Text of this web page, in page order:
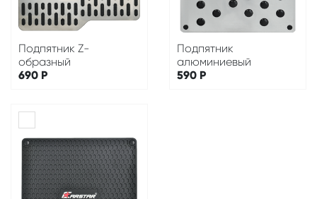
Подпятник Z-
образный
690 Р
Подпятник
алюминиевый
590 Р